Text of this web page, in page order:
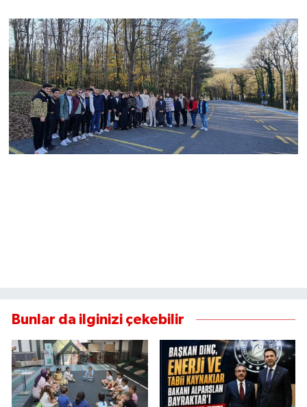
Bunlar da ilginizi çekebilir